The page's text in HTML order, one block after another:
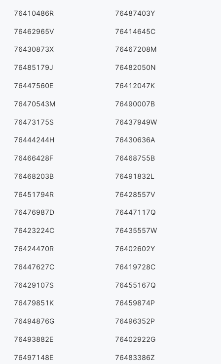
76410486R 76487403Y
76462965V 76414645C
76430873X 76467208M
76485179J 76482050N
76447560E 76412047K
76470543M 76490007B
76473175S 76437949W
76444244H 76430636A
76466428F 76468755B
76468203B 76491832L
76451794R 76428557V
76476987D 76447117Q
76423224C 76435557W
76424470R 76402602Y
76447627C 76419728C
76429107S 76455167Q
76479851K 76459874P
76494876G 76496352P
76493882E 76402922G
76497148E 76483386Z